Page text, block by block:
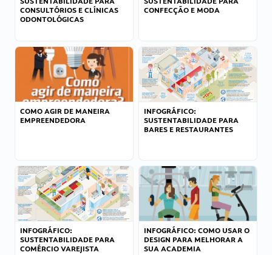
CONSULTÓRIOS E CLÍNICAS
ODONTOLÓGICAS
CONFECÇÃO E MODA
COMO AGIR DE MANEIRA
EMPREENDEDORA
INFOGRÁFICO:
SUSTENTABILIDADE PARA
BARES E RESTAURANTES
INFOGRÁFICO:
SUSTENTABILIDADE PARA
COMÉRCIO VAREJISTA
INFOGRÁFICO: COMO USAR O
DESIGN PARA MELHORAR A
SUA ACADEMIA